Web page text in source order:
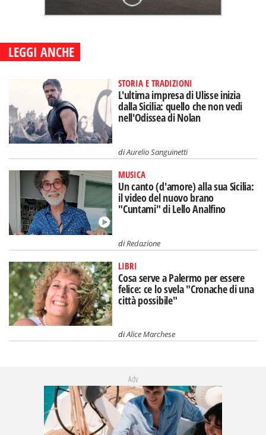
LEGGI ANCHE
STORIA E TRADIZIONI
L'ultima impresa di Ulisse inizia
dalla Sicilia: quello che non vedi
nell'Odissea di Nolan
diAurelio Sanguinetti
MUSICA
Un canto (d'amore) alla sua Sicilia:
il video del nuovo brano
"Cuntami" di Lello Analfino
diRedazione
LIBRI
Cosa serve a Palermo per essere
felice: ce lo svela "Cronache di una
città possibile"
diAlice Marchese
Adv